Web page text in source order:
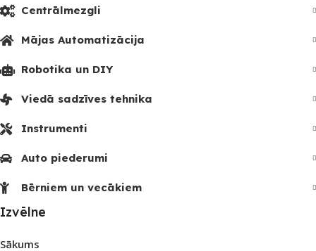
Centrālmezgli
Mājas Automatizācija
Robotika un DIY
Viedā sadzīves tehnika
Instrumenti
Auto piederumi
Bērniem un vecākiem
Izvēlne
Sākums